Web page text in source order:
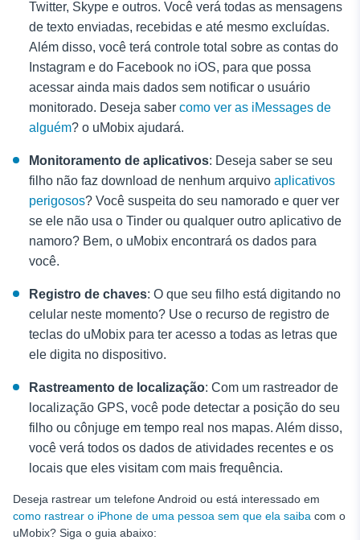
Twitter, Skype e outros. Você verá todas as mensagens
de texto enviadas, recebidas e até mesmo excluídas.
Além disso, você terá controle total sobre as contas do
Instagram e do Facebook no iOS, para que possa
acessar ainda mais dados sem notificar o usuário
monitorado. Deseja saber como ver as iMessages de
alguém? o uMobix ajudará.
Monitoramento de aplicativos: Deseja saber se seu
filho não faz download de nenhum arquivo aplicativos
perigosos? Você suspeita do seu namorado e quer ver
se ele não usa o Tinder ou qualquer outro aplicativo de
namoro? Bem, o uMobix encontrará os dados para
você.
Registro de chaves: O que seu filho está digitando no
celular neste momento? Use o recurso de registro de
teclas do uMobix para ter acesso a todas as letras que
ele digita no dispositivo.
Rastreamento de localização: Com um rastreador de
localização GPS, você pode detectar a posição do seu
filho ou cônjuge em tempo real nos mapas. Além disso,
você verá todos os dados de atividades recentes e os
locais que eles visitam com mais frequência.
Deseja rastrear um telefone Android ou está interessado em
como rastrear o iPhone de uma pessoa sem que ela saiba com o
uMobix? Siga o guia abaixo: